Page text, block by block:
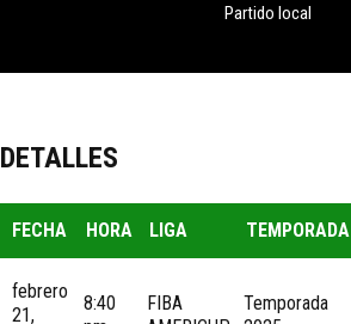
Partido local
DETALLES
FECHA HORA LIGA TEMPORADA
febrero
21,
8:40
FIBA
Temporada